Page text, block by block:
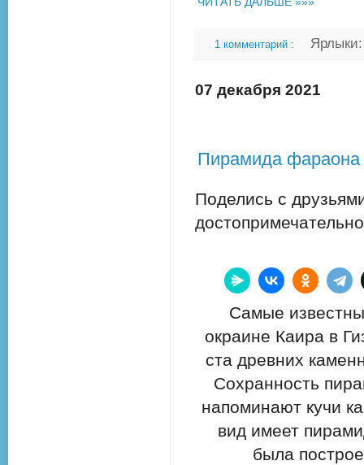
1 комментарий :
07 декабря 2021
Пирамида фараона
Поделись с
Самые
окраине Каира в
ста древних
Сохранность
напоминают кучи
вид имеет
была